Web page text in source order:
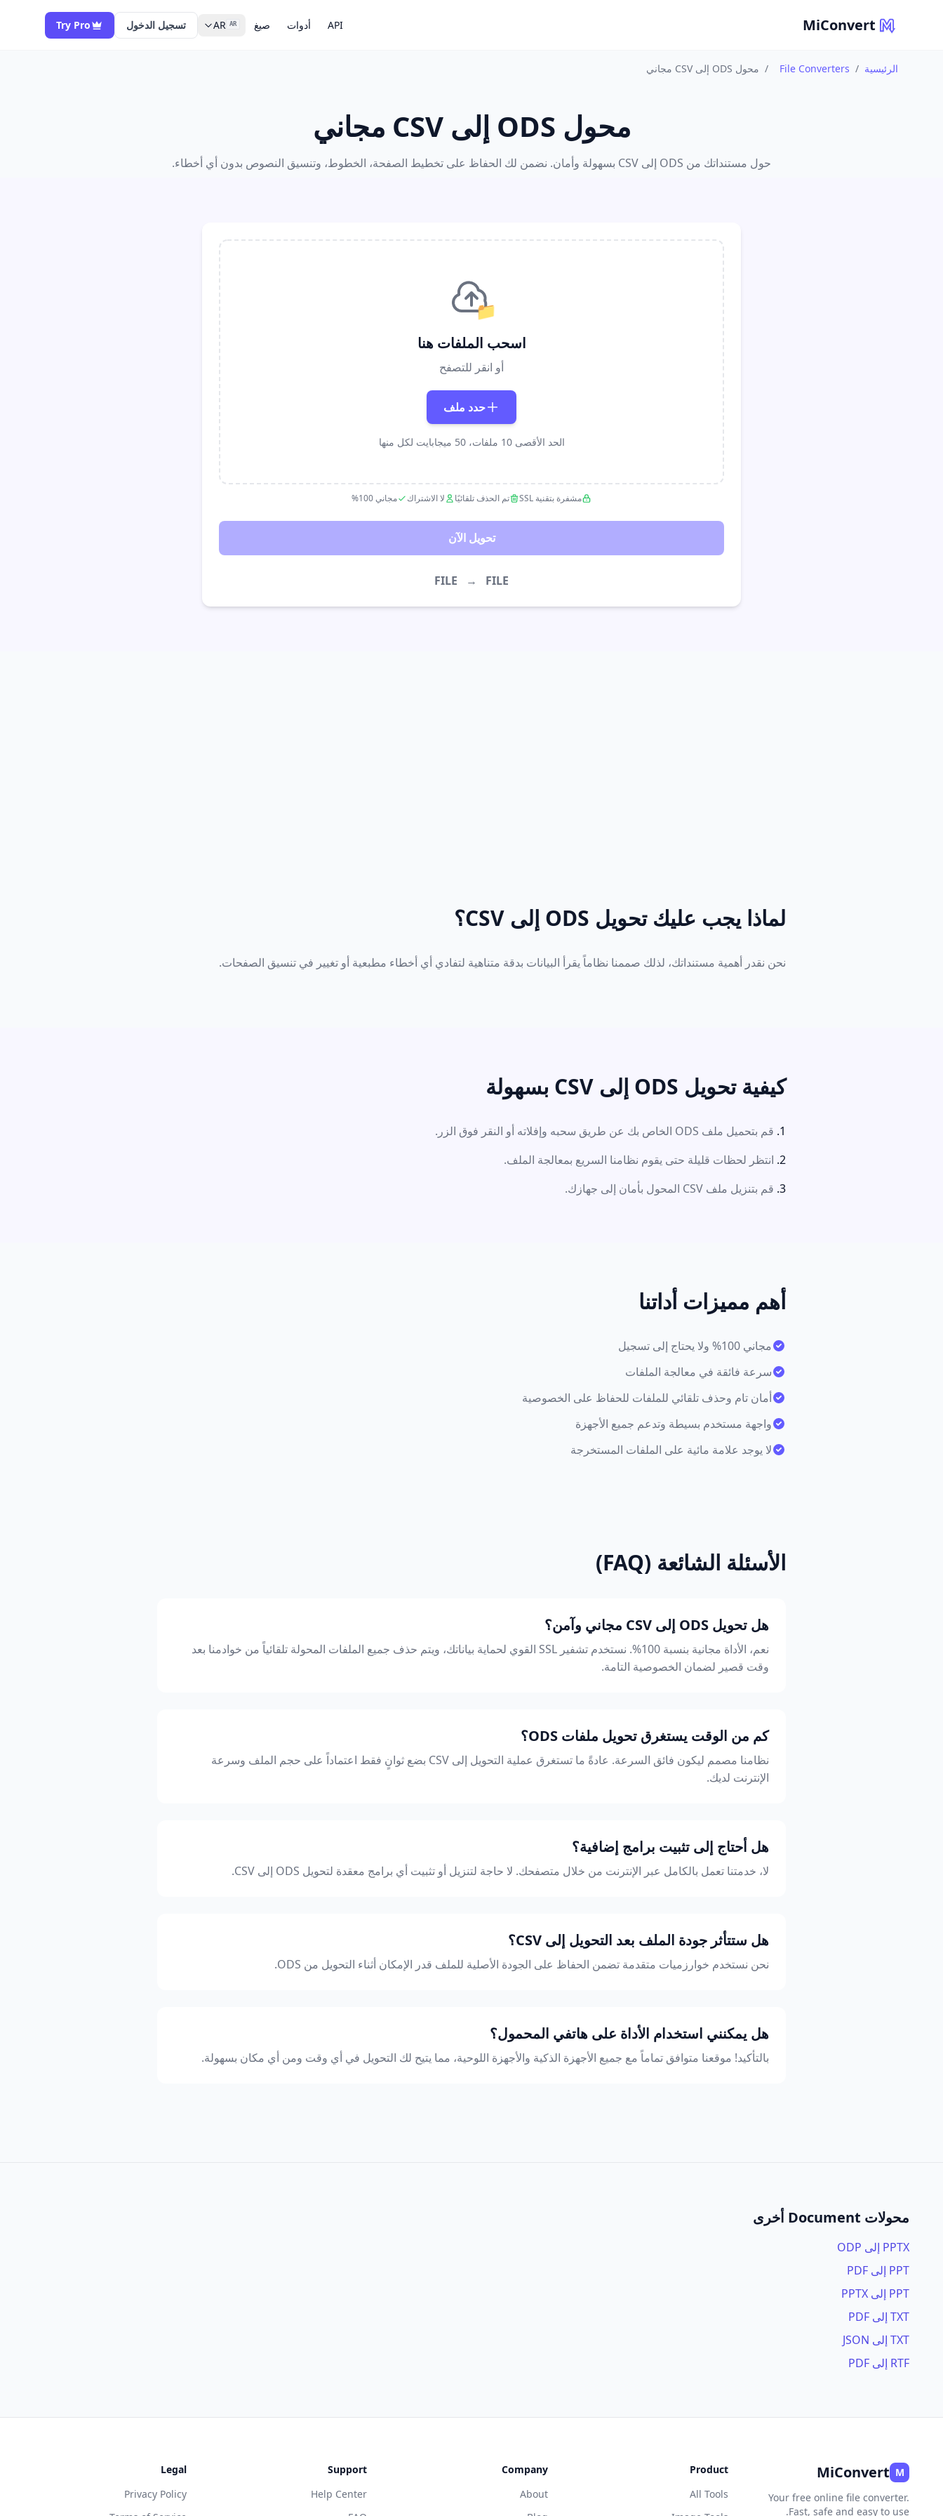
MiConvert
API أدوات صيغ AR
AR تسجيل الدخول Try Pro
الرئيسية /
File Converters
/ محول ODS إلى CSV مجاني
محول ODS إلى CSV مجاني
حول مستنداتك من ODS إلى CSV بسهولة وأمان. نضمن لك الحفاظ على تخطيط الصفحة، الخطوط، وتنسيق النصوص بدون أي أخطاء.
📁
اسحب الملفات هنا
أو انقر للتصفح
حدد ملف
الحد الأقصى 10 ملفات، 50 ميجابايت لكل منها
مشفرة بتقنية SSL تم الحذف تلقائيًا لا الاشتراك مجاني 100%
تحويل الآن
FILE → FILE
لماذا يجب عليك تحويل ODS إلى CSV؟
نحن نقدر أهمية مستنداتك، لذلك صممنا نظاماً يقرأ البيانات بدقة متناهية لتفادي أي أخطاء مطبعية أو تغییر في تنسيق الصفحات.
كيفية تحويل ODS إلى CSV بسهولة
قم بتحميل ملف ODS الخاص بك عن طريق سحبه وإفلاته أو النقر فوق الزر.
انتظر لحظات قليلة حتى يقوم نظامنا السريع بمعالجة الملف.
قم بتنزيل ملف CSV المحول بأمان إلى جهازك.
أهم مميزات أداتنا
مجاني 100% ولا يحتاج إلى تسجيل
سرعة فائقة في معالجة الملفات
أمان تام وحذف تلقائي للملفات للحفاظ على الخصوصية
واجهة مستخدم بسيطة وتدعم جميع الأجهزة
لا يوجد علامة مائية على الملفات المستخرجة
الأسئلة الشائعة (FAQ)
هل تحويل ODS إلى CSV مجاني وآمن؟
نعم، الأداة مجانية بنسبة 100%. نستخدم تشفير SSL القوي لحماية بياناتك، ويتم حذف جميع الملفات المحولة تلقائياً من خوادمنا بعد
وقت قصير لضمان الخصوصية التامة.
كم من الوقت يستغرق تحويل ملفات ODS؟
نظامنا مصمم ليكون فائق السرعة. عادةً ما تستغرق عملية التحويل إلى CSV بضع ثوانٍ فقط اعتماداً على حجم الملف وسرعة
الإنترنت لديك.
هل أحتاج إلى تثبيت برامج إضافية؟
لا، خدمتنا تعمل بالكامل عبر الإنترنت من خلال متصفحك. لا حاجة لتنزيل أو تثبيت أي برامج معقدة لتحويل ODS إلى CSV.
هل ستتأثر جودة الملف بعد التحويل إلى CSV؟
نحن نستخدم خوارزميات متقدمة تضمن الحفاظ على الجودة الأصلية للملف قدر الإمكان أثناء التحويل من ODS.
هل يمكنني استخدام الأداة على هاتفي المحمول؟
بالتأكيد! موقعنا متوافق تماماً مع جميع الأجهزة الذكية والأجهزة اللوحية، مما يتيح لك التحويل في أي وقت ومن أي مكان بسهولة.
محولات Document أخرى
PPTX إلى ODP
PPT إلى PDF
PPT إلى PPTX
TXT إلى PDF
TXT إلى JSON
RTF إلى PDF
M
MiConvert
Your free online file converter.
Fast, safe and easy to use.
Product
All Tools
Company
About
Support
Help Center
Legal
Privacy Policy